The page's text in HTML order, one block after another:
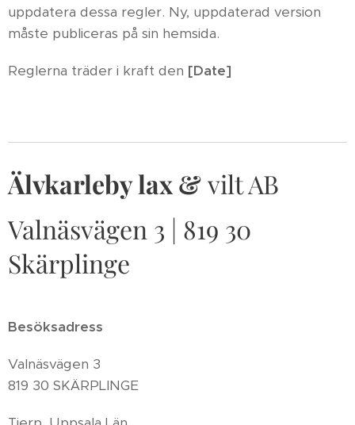
uppdatera dessa regler. Ny, uppdaterad version
måste publiceras på sin hemsida.
Reglerna träder i kraft den [Date]
Älvkarleby lax &vilt AB
Valnäsvägen 3 | 819 30
Skärplinge
Besöksadress
Valnäsvägen 3
819 30 SKÄRPLINGE